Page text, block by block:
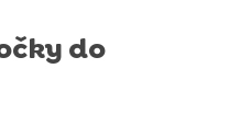
do